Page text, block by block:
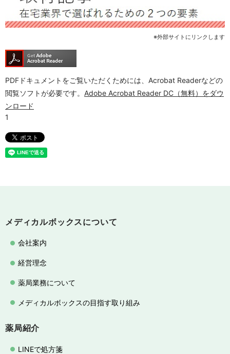
※外部サイトにリンクします
PDFドキュメントをご覧いただくためには、Acrobat Readerなどの
閲覧ソフトが必要です。 Adobe Acrobat Reader DC（無料）をダウ
ンロード
メディカルボックスについて
会社案内
経営理念
薬局業務について
メディカルボックスの目指す取り組み
薬局紹介
LINEで処方箋